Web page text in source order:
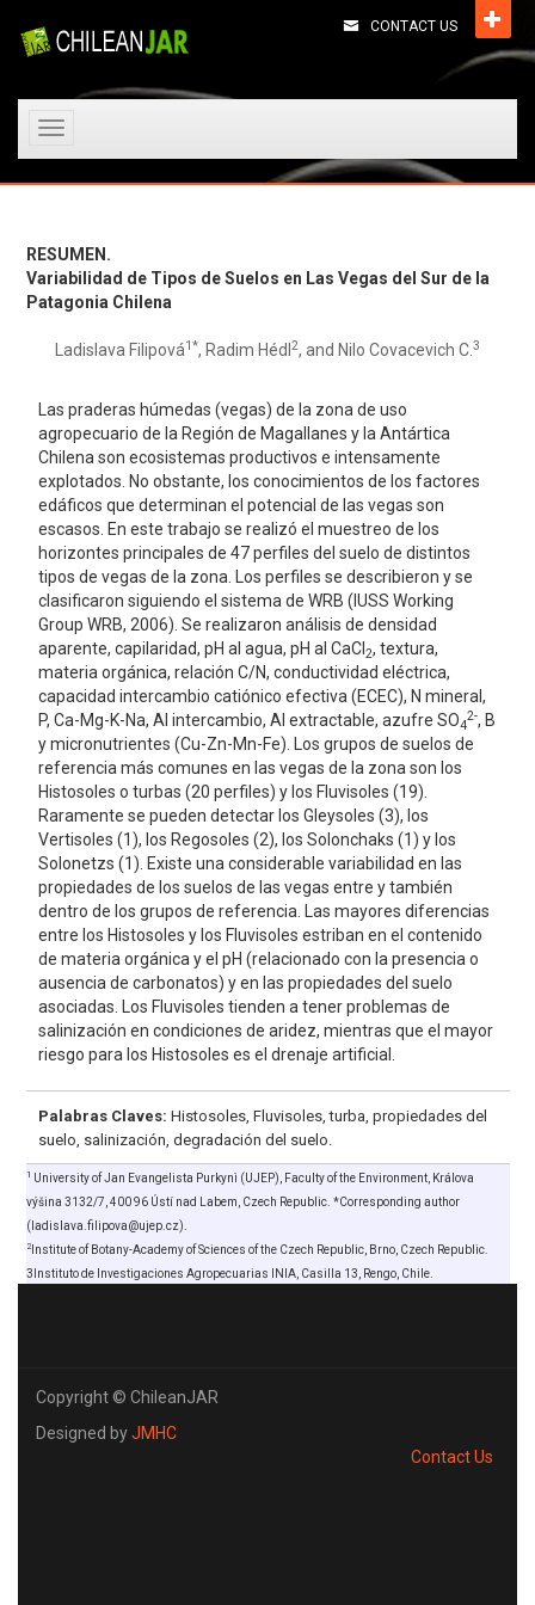
CONTACT US
Toggle
RESUMEN.
Variabilidad de Tipos de Suelos en Las Vegas del Sur de la
Patagonia Chilena
Ladislava Filipová1*, Radim Hédl 2, and Nilo Covacevich C. 3
Las praderas húmedas (vegas) de la zona de uso
agropecuario de la Región de Magallanes y la Antártica
Chilena son ecosistemas productivos e intensamente
explotados. No obstante, los conocimientos de los factores
edáficos que determinan el potencial de las vegas son
escasos. En este trabajo se realizó el muestreo de los
horizontes principales de 47 perfiles del suelo de distintos
tipos de vegas de la zona. Los perfiles se describieron y se
clasificaron siguiendo el sistema de WRB (IUSS Working
Group WRB, 2006). Se realizaron análisis de densidad
aparente, capilaridad, pH al agua, pH al CaCl 2, textura,
materia orgánica, relación C/N, conductividad eléctrica,
capacidad intercambio catiónico efectiva (ECEC), N mineral,
P, Ca-Mg-K-Na, Al intercambio, Al extractable, azufre SO4
2-, B
y micronutrientes (Cu-Zn-Mn-Fe). Los grupos de suelos de
referencia más comunes en las vegas de la zona son los
Histosoles o turbas (20 perfiles) y los Fluvisoles (19).
Raramente se pueden detectar los Gleysoles (3), los
Vertisoles (1), los Regosoles (2), los Solonchaks (1) y los
Solonetzs (1). Existe una considerable variabilidad en las
propiedades de los suelos de las vegas entre y también
dentro de los grupos de referencia. Las mayores diferencias
entre los Histosoles y los Fluvisoles estriban en el contenido
de materia orgánica y el pH (relacionado con la presencia o
ausencia de carbonatos) y en las propiedades del suelo
asociadas. Los Fluvisoles tienden a tener problemas de
salinización en condiciones de aridez, mientras que el mayor
riesgo para los Histosoles es el drenaje artificial.
Palabras Claves: Histosoles, Fluvisoles, turba, propiedades del
suelo, salinización, degradación del suelo.
1 University of Jan Evangelista Purkynì (UJEP), Faculty of the Environment, Králova
výšina 3132/7, 400 96 Ústí nad Labem, Czech Republic. *Corresponding author
(ladislava.filipova@ujep.cz).
2Institute of Botany-Academy of Sciences of the Czech Republic, Brno, Czech Republic.
3Instituto de Investigaciones Agropecuarias INIA, Casilla 13, Rengo, Chile.
Copyright © ChileanJAR
Designed byJMHC
Contact Us